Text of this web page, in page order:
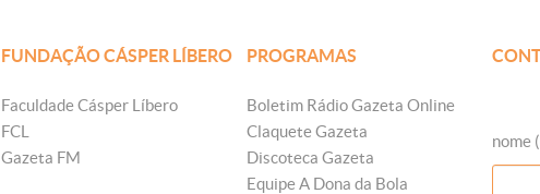
FUNDAÇÃO CÁSPER LÍBERO
Faculdade Cásper Líbero
FCL
Gazeta FM
PROGRAMAS
Boletim Rádio Gazeta Online
Claquete Gazeta
Discoteca Gazeta
Equipe A Dona da Bola
nome